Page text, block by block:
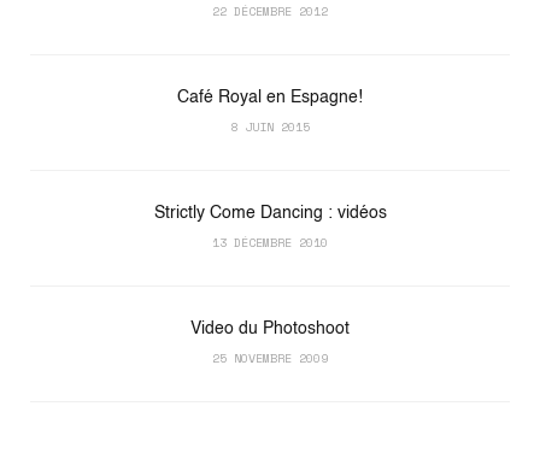
22 DÉCEMBRE 2012
Café Royal en Espagne!
8 JUIN 2015
Strictly Come Dancing : vidéos
13 DÉCEMBRE 2010
Video du Photoshoot
25 NOVEMBRE 2009